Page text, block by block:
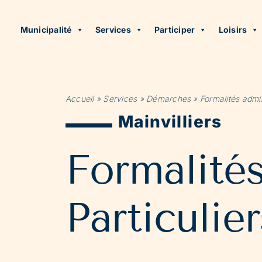
Municipalité Services Participer Loisirs
Accueil» Services» Démarches» Formalités
Mainvilliers